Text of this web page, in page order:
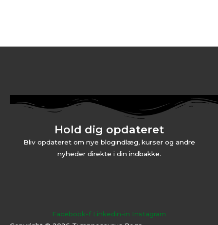
Hold dig opdateret
Bliv opdateret om nye blogindlæg, kurser og andre
nyheder direkte i din indbakke.
Facebook-f Linkedin-in Instagram